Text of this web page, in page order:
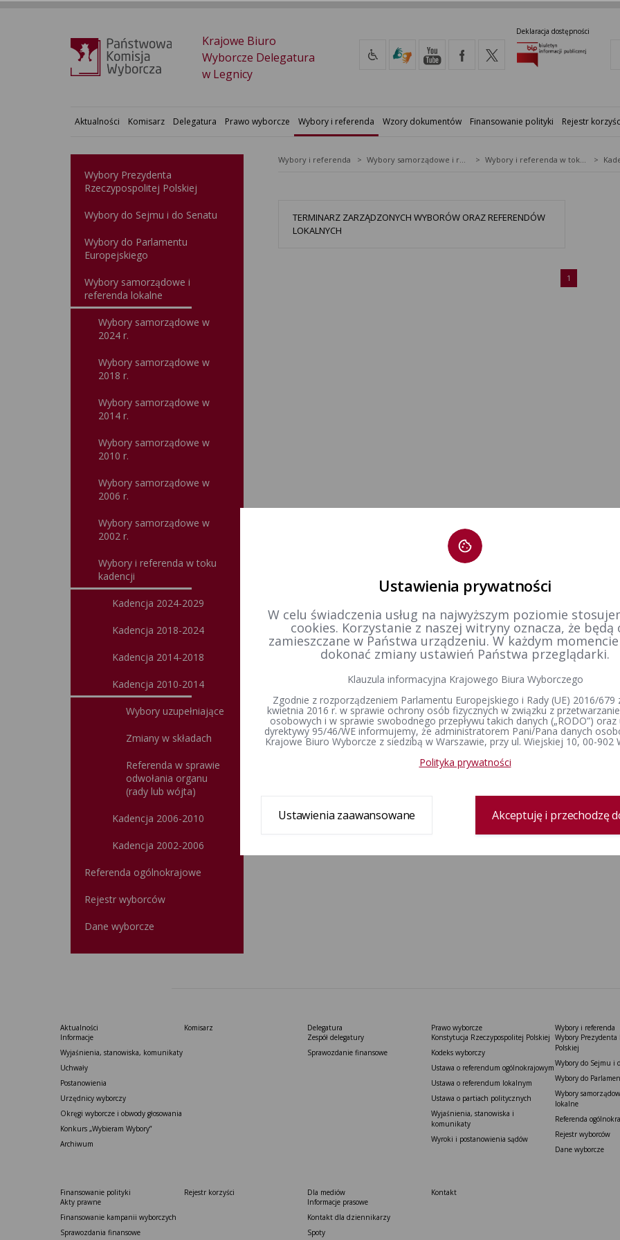
Krajowe Biuro
Wyborcze Delegatura
w Legnicy
Deklaracja dostępności
Aktualności Komisarz Delegatura Prawo wyborcze Wybory i referenda Wzory dokumentów Finansowanie polityki Rejestr
Wybory Prezydenta
Rzeczypospolitej Polskiej
Wybory do Sejmu i do Senatu
Wybory do Parlamentu
Europejskiego
Wybory samorządowe i
referenda lokalne
Wybory samorządowe w
2024 r.
Wybory samorządowe w
2018 r.
Wybory samorządowe w
2014 r.
Wybory samorządowe w
2010 r.
Wybory samorządowe w
2006 r.
Wybory samorządowe w
2002 r.
Wybory i referenda w toku
kadencji
Kadencja 2024-2029
Kadencja 2018-2024
Kadencja 2014-2018
Kadencja 2010-2014
Wybory uzupełniające
Zmiany w składach
Referenda w sprawie
odwołania organu
(rady lub wójta)
Kadencja 2006-2010
Kadencja 2002-2006
Referenda ogólnokrajowe
Rejestr wyborców
Dane wyborcze
Wybory i referenda Wybory samorządowe i referenda lokalne Wybory i referenda w toku kadencji
TERMINARZ ZARZĄDZONYCH WYBORÓW ORAZ REFERENDÓW
LOKALNYCH
1
Aktualności
Informacje
Wyjaśnienia, stanowiska, komunikaty
Uchwały
Postanowienia
Urzędnicy wyborczy
Okręgi wyborcze i obwody głosowania
Konkurs „Wybieram Wybory”
Archiwum
Komisarz
Delegatura
Zespół delegatury
Sprawozdanie finansowe
Prawo wyborcze
Konstytucja Rzeczypospolitej Polskiej​
Kodeks wyborczy
Ustawa o referendum ogólnokrajowym
Ustawa o referendum lokalnym
Ustawa o partiach politycznych
Wyjaśnienia, stanowiska i
komunikaty
Wyroki i postanowienia sądów
Wybory i referenda
Wybory Prezydenta
Polskiej
Wybory do Sejmu i
Wybory do
Wybory
lokalne
Referenda
Rejestr wyborców
Dane wyborcze
Finansowanie polityki
Akty prawne
Finansowanie kampanii wyborczych
Sprawozdania finansowe
Rejestr korzyści
Dla mediów
Informacje prasowe
Kontakt dla dziennikarzy
Spoty
Kontakt
Ustawienia prywatności
W celu świadczenia usług na najwyższym poziomie
cookies. Korzystanie z naszej witryny oznacza, że będą
zamieszczane w Państwa urządzeniu. W każdym
dokonać zmiany ustawień Państwa przeglądarki.
Klauzula informacyjna Krajowego Biura Wyborczego
Zgodnie z rozporządzeniem Parlamentu Europejskiego i Rady (UE) 2016/679
kwietnia 2016 r. w sprawie ochrony osób fizycznych w związku z
osobowych i w sprawie swobodnego przepływu takich danych („RODO”) oraz
dyrektywy 95/46/WE informujemy, że administratorem Pani/Pana danych
Krajowe Biuro Wyborcze z siedzibą w Warszawie, przy ul. Wiejskiej 10, 00-902
Polityka prywatności
Ustawienia zaawansowane Akceptuję i przechodzę